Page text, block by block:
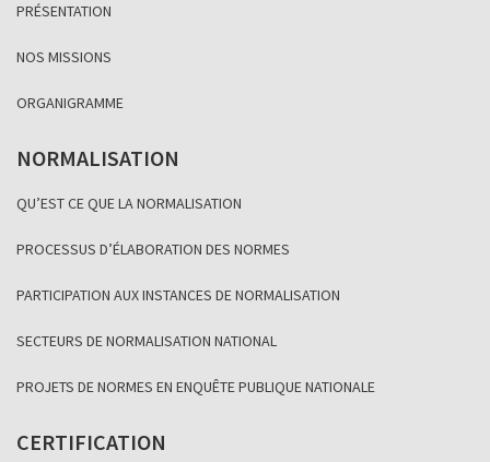
PRÉSENTATION
NOS MISSIONS
ORGANIGRAMME
NORMALISATION
QU’EST CE QUE LA NORMALISATION
PROCESSUS D’ÉLABORATION DES NORMES
PARTICIPATION AUX INSTANCES DE NORMALISATION
SECTEURS DE NORMALISATION NATIONAL
PROJETS DE NORMES EN ENQUÊTE PUBLIQUE NATIONALE
CERTIFICATION